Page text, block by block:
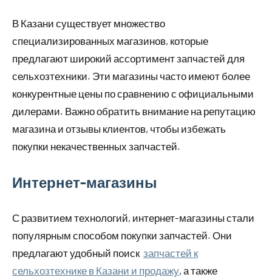
В Казани существует множество
специализированных магазинов, которые
предлагают широкий ассортимент запчастей для
сельхозтехники. Эти магазины часто имеют более
конкурентные цены по сравнению с официальными
дилерами. Важно обратить внимание на репутацию
магазина и отзывы клиентов, чтобы избежать
покупки некачественных запчастей.
Интернет-магазины
С развитием технологий, интернет-магазины стали
популярным способом покупки запчастей. Они
предлагают удобный поиск запчастей к
сельхозтехнике в Казани и продажу, а также